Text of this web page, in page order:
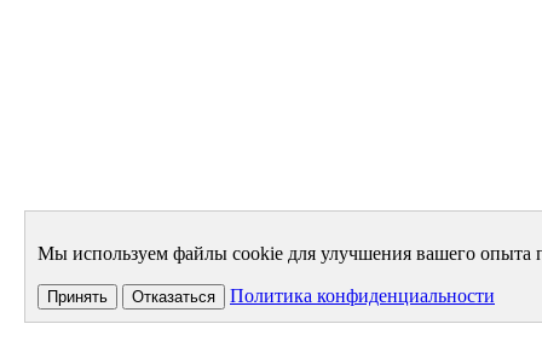
Мы используем файлы cookie для улучшения вашего опыта
Принять Отказаться Политика конфиденциальности